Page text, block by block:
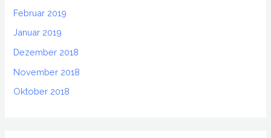
Februar 2019
Januar 2019
Dezember 2018
November 2018
Oktober 2018